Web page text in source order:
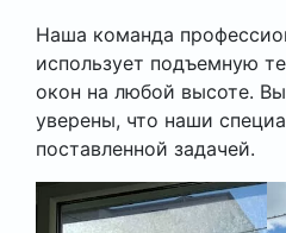
Наша команда
использует подъемную
окон на любой высоте.
уверены, что наши
поставленной задачей.